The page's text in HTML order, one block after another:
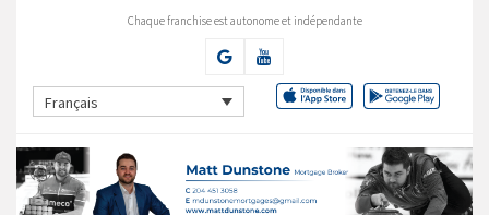
Chaque franchise est autonome et indépendante
Français